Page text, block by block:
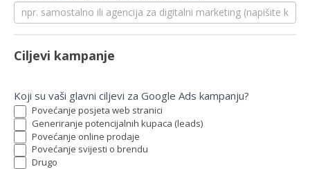
Ciljevi kampanje
Koji su vaši glavni ciljevi za Google Ads kampanju?
Povećanje posjeta web stranici
Generiranje potencijalnih kupaca (leads)
Povećanje online prodaje
Povećanje svijesti o brendu
Drugo